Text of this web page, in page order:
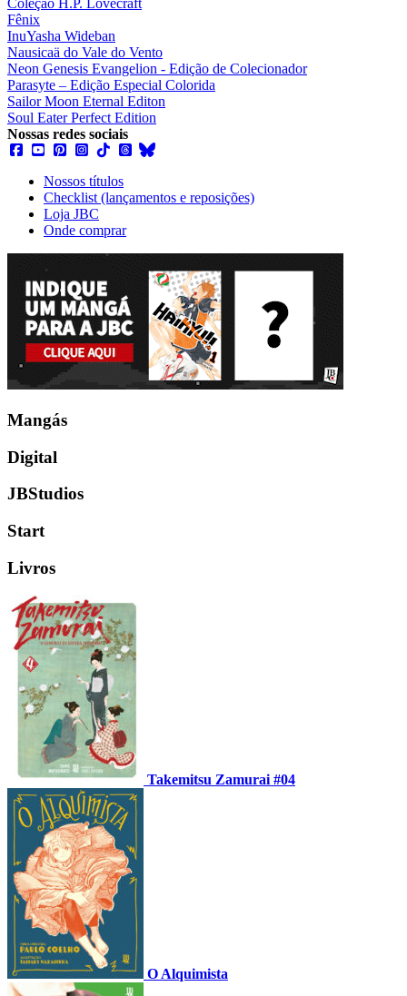
Coleção H.P. Lovecraft
Fênix
InuYasha Wideban
Nausicaä do Vale do Vento
Neon Genesis Evangelion - Edição de Colecionador
Parasyte – Edição Especial Colorida
Sailor Moon Eternal Editon
Soul Eater Perfect Edition
Nossas redes sociais
Nossos títulos
Checklist (lançamentos e reposições)
Loja JBC
Onde comprar
Mangás
Digital
JBStudios
Start
Livros
Takemitsu Zamurai #04
O Alquimista